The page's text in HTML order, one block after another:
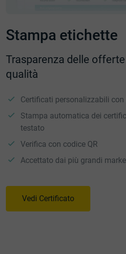
Stampa etichette
Trasparenza delle
qualità
Certificati personalizzabili
Stampa automatica dei
testato
Verifica con codice QR
Accettato dai più grandi
Vedi Certificato